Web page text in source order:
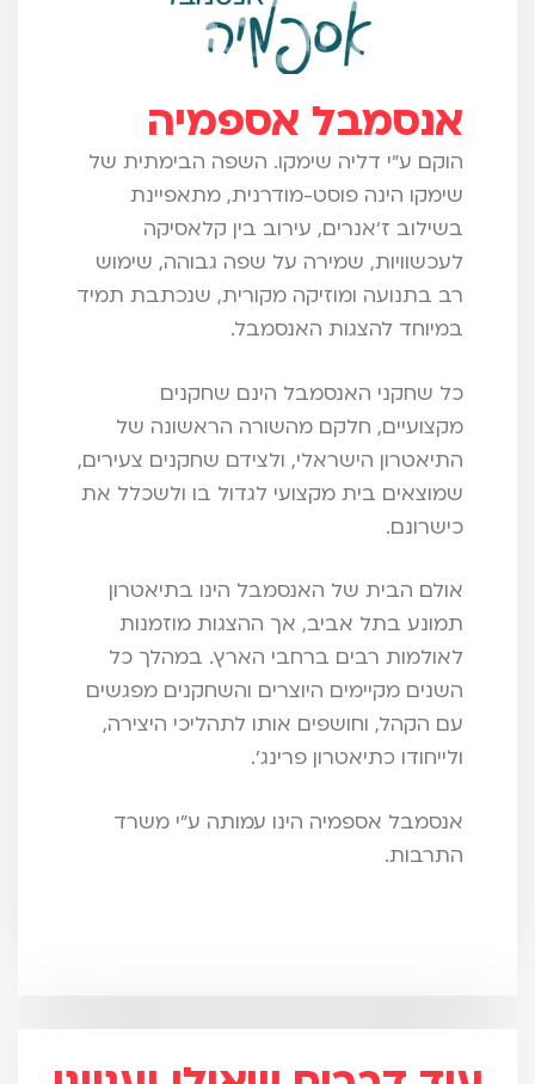
אנסמבל אספמיה
הוקם ע"י דליה שימקו. השפה הבימתית של
שימקו הינה פוסט-מודרנית, מתאפיינת
בשילוב ז'אנרים, עירוב בין קלאסיקה
לעכשוויות, שמירה על שפה גבוהה, שימוש
רב בתנועה ומוזיקה מקורית, שנכתבת תמיד
במיוחד להצגות האנסמבל.
כל שחקני האנסמבל הינם שחקנים
מקצועיים, חלקם מהשורה הראשונה של
התיאטרון הישראלי, ולצידם שחקנים צעירים,
שמוצאים בית מקצועי לגדול בו ולשכלל את
כישרונם.
אולם הבית של האנסמבל הינו בתיאטרון
תמונע בתל אביב, אך ההצגות מוזמנות
לאולמות רבים ברחבי הארץ. במהלך כל
השנים מקיימים היוצרים והשחקנים מפגשים
עם הקהל, וחושפים אותו לתהליכי היצירה,
ולייחודו כתיאטרון פרינג'.
אנסמבל אספמיה הינו עמותה ע"י משרד
התרבות.